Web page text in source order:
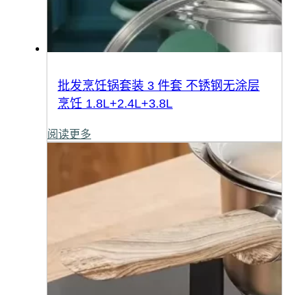
批发烹饪锅套装 3 件套 不锈钢无涂层
烹饪 1.8L+2.4L+3.8L
阅读更多